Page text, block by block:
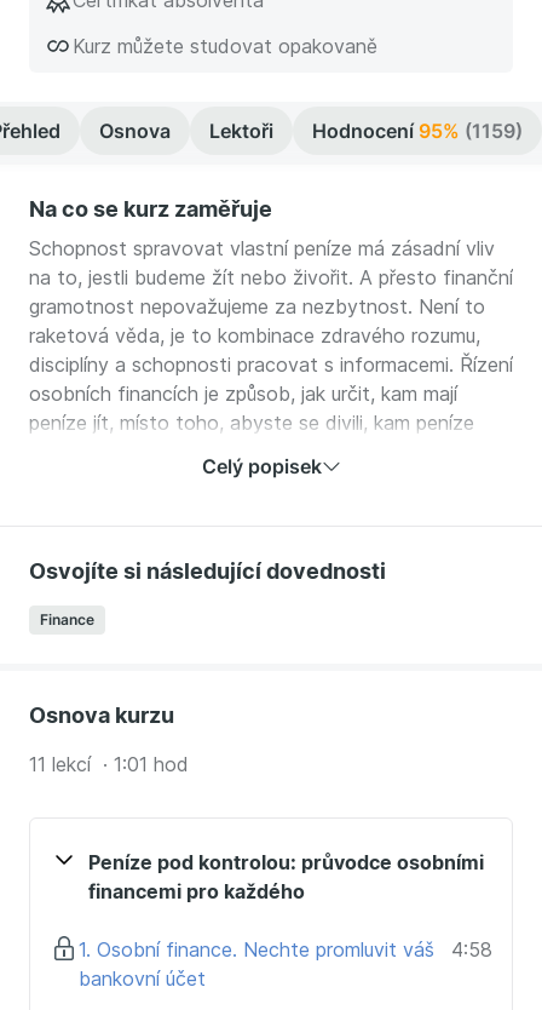
Kurz můžete studovat opakovaně
Osnova Lektoři Hodnocení 95% (1159)
Na co se kurz zaměřuje
Schopnost spravovat vlastní peníze má zásadní vliv
na to, jestli budeme žít nebo živořit. A přesto finanční
gramotnost nepovažujeme za nezbytnost. Není to
raketová věda, je to kombinace zdravého rozumu,
disciplíny a schopnosti pracovat s informacemi. Řízení
osobních financích je způsob, jak určit, kam mají
peníze jít, místo toho, abyste se divili, kam peníze
milionářem do příštího úterý. Tenhle kurz je spíše
přehledem základních pravidel řízení osobních financí.
Co se dále naučíte?
Že pojistit si můžete psa, zlato v hrdle i vlastní
Něco i investicích, protože kdo šetří už dneska
Co dělat, když se zrovna finančně nedaří.
K tomu všemu přidám své osobní zkušenosti a
Celý popisek
Osvojíte si následující dovednosti
Finance
Osnova kurzu
11 lekcí · 1:01 hod
Peníze pod kontrolou: průvodce osobními
financemi pro každého
1. Osobní finance. Nechte promluvit váš
bankovní účet
4:58